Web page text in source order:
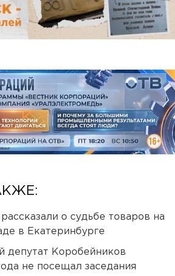
о судьбе товаров на
в Екатеринбурге
депутат Коробейников
не посещал заседания